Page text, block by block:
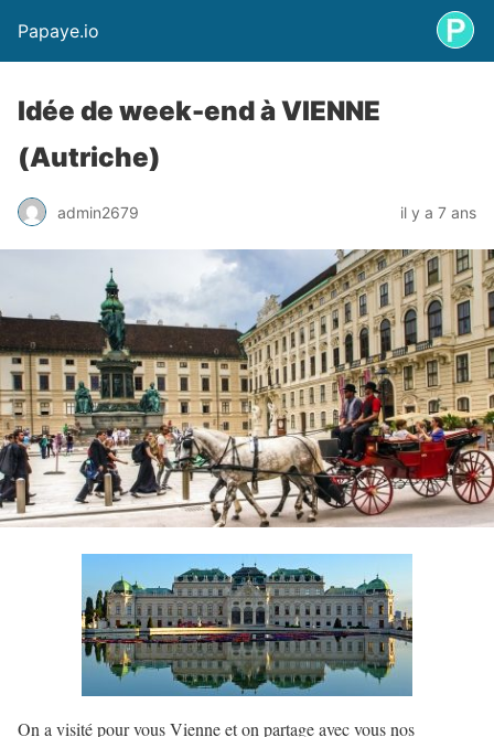
Papaye.io
Idée de week-end à VIENNE
(Autriche)
admin2679 il y a 7 ans
On a visité pour vous Vienne et on partage avec vous nos